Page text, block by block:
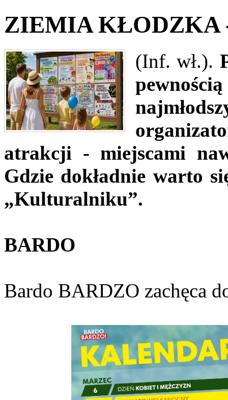
ZIEMIA KŁODZKA
(Inf. wł.).
atrakcji - miejscami
Gdzie dokładnie warto
„Kulturalniku”.
BARDO
Bardo BARDZO zachęca